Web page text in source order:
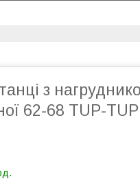
з
62-68 TUP-TUP